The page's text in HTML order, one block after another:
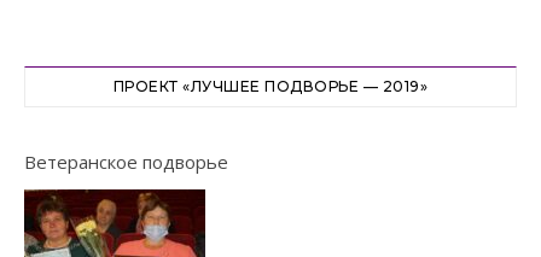
ПРОЕКТ «ЛУЧШЕЕ ПОДВОРЬЕ — 2019»
Ветеранское подворье